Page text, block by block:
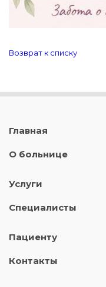
Возврат к списку
Главная
О больнице
Услуги
Специалисты
Пациенту
Контакты